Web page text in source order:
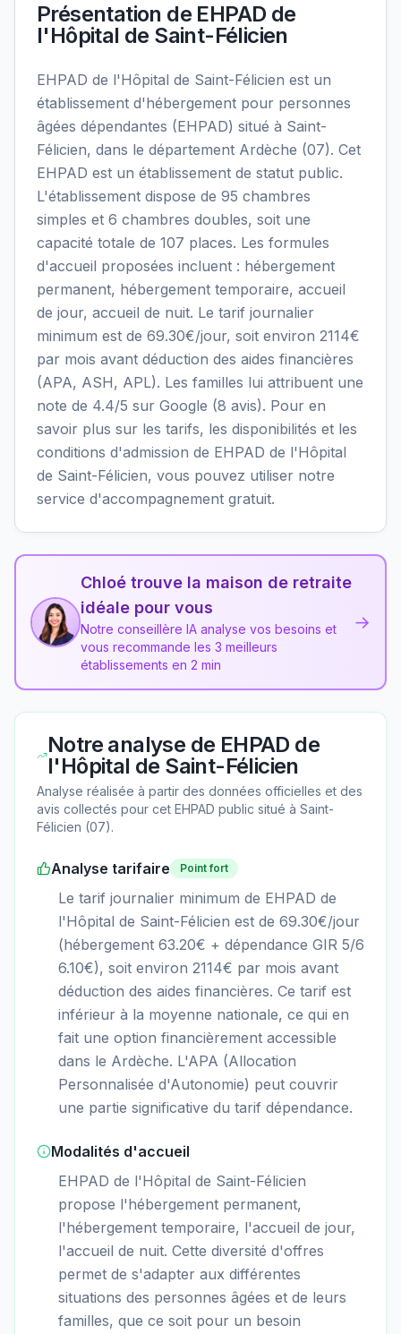
Présentation de EHPAD de
l'Hôpital de Saint-Félicien
EHPAD de l'Hôpital de Saint-Félicien est un
établissement d'hébergement pour personnes
âgées dépendantes (EHPAD) situé à Saint-
Félicien, dans le département Ardèche (07). Cet
EHPAD est un établissement de statut public.
L'établissement dispose de 95 chambres
simples et 6 chambres doubles, soit une
capacité totale de 107 places. Les formules
d'accueil proposées incluent : hébergement
permanent, hébergement temporaire, accueil
de jour, accueil de nuit. Le tarif journalier
minimum est de 69.30€/jour, soit environ 2114€
par mois avant déduction des aides financières
(APA, ASH, APL). Les familles lui attribuent une
note de 4.4/5 sur Google (8 avis). Pour en
savoir plus sur les tarifs, les disponibilités et les
conditions d'admission de EHPAD de l'Hôpital
de Saint-Félicien, vous pouvez utiliser notre
service d'accompagnement gratuit.
Chloé trouve la maison de retraite
idéale pour vous
Notre conseillère IA analyse vos besoins et
vous recommande les 3 meilleurs
établissements en 2 min
→
Notre analyse de EHPAD de
l'Hôpital de Saint-Félicien
Analyse réalisée à partir des données officielles et des
avis collectés pour cet EHPAD public situé à Saint-
Félicien (07).
Analyse tarifaire Point fort
Le tarif journalier minimum de EHPAD de
l'Hôpital de Saint-Félicien est de 69.30€/jour
(hébergement 63.20€ + dépendance GIR 5/6
6.10€), soit environ 2114€ par mois avant
déduction des aides financières. Ce tarif est
inférieur à la moyenne nationale, ce qui en
fait une option financièrement accessible
dans le Ardèche. L'APA (Allocation
Personnalisée d'Autonomie) peut couvrir
une partie significative du tarif dépendance.
Modalités d'accueil
EHPAD de l'Hôpital de Saint-Félicien
propose l'hébergement permanent,
l'hébergement temporaire, l'accueil de jour,
l'accueil de nuit. Cette diversité d'offres
permet de s'adapter aux différentes
situations des personnes âgées et de leurs
familles, que ce soit pour un besoin